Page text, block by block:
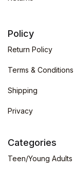
Policy
Return Policy
Terms & Conditions
Shipping
Privacy
Categories
Teen/Young Adults